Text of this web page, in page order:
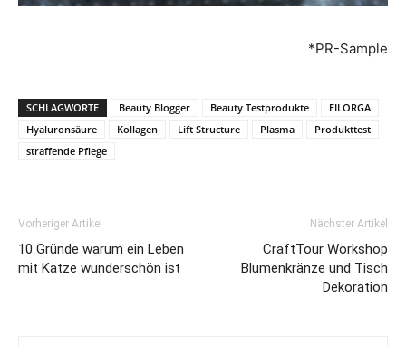
*PR-Sample
SCHLAGWORTE Beauty Blogger Beauty Testprodukte
FILORGA
Hyaluronsäure
Kollagen Lift Structure Plasma
Produkttest
straffende Pflege
Vorheriger Artikel
10 Gründe warum ein Leben
mit Katze wunderschön ist
Nächster Artikel
CraftTour Workshop
Blumenkränze und Tisch
Dekoration